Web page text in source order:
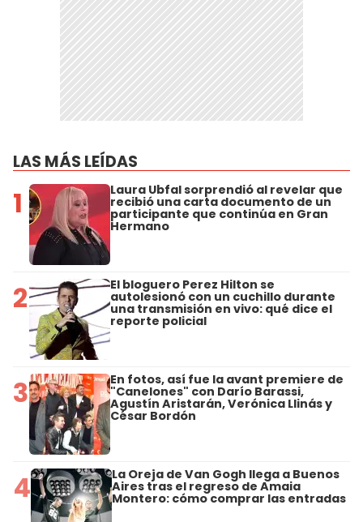
LAS MÁS LEÍDAS
1 Laura Ubfal sorprendió al revelar que
recibió una carta documento de un
participante que continúa en Gran
Hermano
2 El bloguero Perez Hilton se
autolesionó con un cuchillo durante
una transmisión en vivo: qué dice el
reporte policial
3 En fotos, así fue la avant premiere de
"Canelones" con Darío Barassi,
Agustín Aristarán, Verónica Llinás y
César Bordón
4 La Oreja de Van Gogh llega a Buenos
Aires tras el regreso de Amaia
Montero: cómo comprar las entradas